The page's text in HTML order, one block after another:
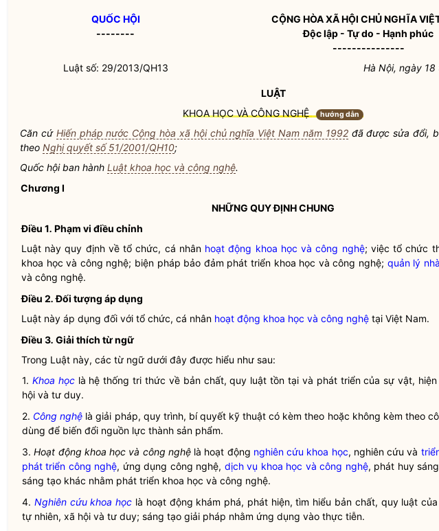
QUỐC HỘI
--------
CỘNG HÒA XÃ HỘI CHỦ NGHĨA
Độc lập - Tự do - Hạnh phúc
---------------
Luật số: 29/2013/QH13
Hà Nội, ngày
LUẬT
KHOA HỌC VÀ CÔNG NGHỆ
hướng dẫn
Căn cứ Hiến pháp nước Cộng hòa xã hội chủ nghĩa Việt Nam năm 1992đã được sửa đổi,
theo Nghị quyết số 51/2001/QH10;
Quốc hộiban hành Luật khoa học và công nghệ.
Chương I
NHỮNG QUY ĐỊNH CHUNG
Điều 1. Phạm vi điều chỉnh
Luật này quy định về tổ chức, cá nhân hoạt động khoa học và công nghệ; việc tổ chức
khoa học và công nghệ; biện pháp bảo đảm phát triển khoa học và công nghệ; quản lý
và công nghệ.
Điều 2.Đối tượng áp dụng
Luật này áp dụng đối với tổ chức, cá nhân hoạt động khoa học và công nghệ tại Việt Nam.
Điều 3. Giải thích từ ngữ
Trong Luật này, các từ ngữ dưới đây được hiểu như sau:
1. Khoa học là hệ thống tri thức về bản chất, quy luật tồn tại và phát triển của sự vật,
hội và tư duy.
2. Công nghệ là giải pháp, quy trình, bí quyết kỹ thuật có kèm theo hoặc không kèm theo
dùng để biến đổi nguồn lực thành sản phẩm.
3.Hoạt động khoa học và công nghệ là hoạt động nghiên cứu khoa học, nghiên cứu và
phát triển công nghệ, ứng dụng công nghệ, dịch vụ khoa học và công nghệ, phát huy
sáng tạo khác nhằm phát triển khoa học và công nghệ.
4. Nghiên cứu khoa học là hoạt động khám phá, phát hiện, tìm hiểu bản chất, quy luật
tự nhiên, xã hội và tư duy; sáng tạo giải pháp nhằm ứng dụng vào thực tiễn.